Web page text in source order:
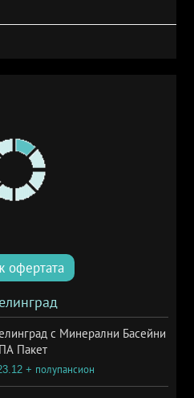
офертата
с Минерални Басейни
Пакет
+ полупансион